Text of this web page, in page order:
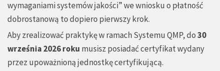
wymaganiami systemów jakości” we wniosku o płatność
dobrostanową to dopiero pierwszy krok.
Aby zrealizować praktykę w ramach Systemu QMP, do30
września 2026 roku musisz posiadać certyfikat wydany
przez upoważnioną jednostkę certyfikującą.